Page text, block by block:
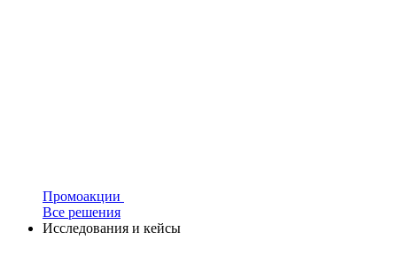
Промоакции
Все решения
Исследования и кейсы